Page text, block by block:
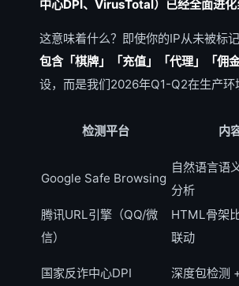
中心DPI、VirusTotal）已经全面进化
这意味着什么？即使你的IP从未被
包含「棋牌」「充值」「代理」「佣
设，而是我们2026年Q1-Q2在生产环
检测平台 内
Google Safe Browsing
自然语言语
分析
腾讯URL引擎（QQ/微
信）
HTML骨架
联动
国家反诈中心DPI 深度包检测